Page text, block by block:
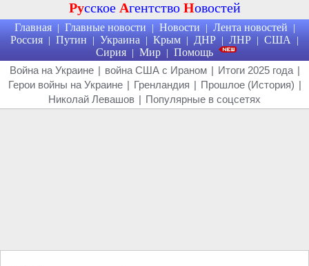
Русское Агентство Новостей
Главная | Главные новости | Новости | Лента новостей |
Россия | Путин | Украина | Крым | ДНР | ЛНР | США |
Сирия | Мир | Помощь
Война на Украине | война США с Ираном | Итоги 2025 года |
Герои войны на Украине | Гренландия | Прошлое (История) |
Николай Левашов | Популярные в соцсетях